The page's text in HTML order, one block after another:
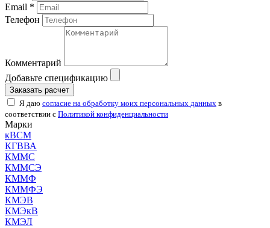
Email *
Телефон
Комментарий
Добавьте спецификацию
Заказать расчет
Я даю согласие на обработку моих персональных данных в
соответствии с Политикой конфиденциальности
Марки
кВСМ
КГВВА
КММС
КММСЭ
КММФ
КММФЭ
КМЭВ
КМЭкВ
КМЭЛ